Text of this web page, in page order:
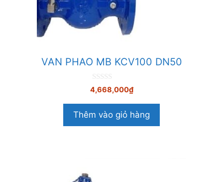
VAN PHAO MB KCV100 DN50
0
n
à
5
4,668,000₫
Thêm vào giỏ hàng